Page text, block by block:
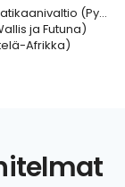
(Pyhä istuin))
ja Futuna)
Afrikka)